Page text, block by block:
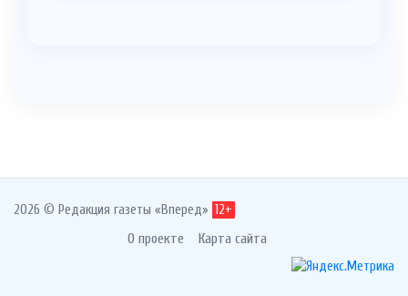
2026 © Редакция газеты «Вперед» 12+
О проекте Карта сайта